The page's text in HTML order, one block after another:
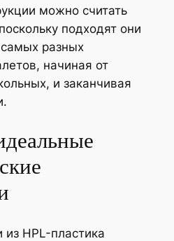
можно считать
подходят они
разных
начиная от
и заканчивая
из HPL-пластика